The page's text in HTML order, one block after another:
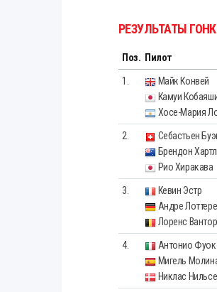
РЕЗУЛЬТАТЫ
Поз. Пилот
1.
Майк Конвей
Камуи
Хосе-Мария
2.
Себастьен
Брендон
Рио Хиракава
3.
Кевин Эстр
Андре
Лоренс Вантор
4.
Антонио
Мигель
Никлас